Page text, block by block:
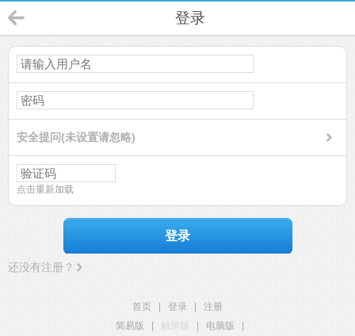
登录
安全提问(未设置请忽略)
点击重新加载
登录
还没有注册？
首页 登录
注册
简易版
触屏版 电脑版